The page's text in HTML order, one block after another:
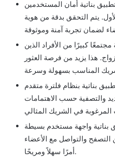
بناتية أمان المستخدمين
يتم التحقق بدقة من هوية
كبيرًا من الأفراد الذين
هذا يزيد من فرصة العثور
بناتية بنظام فلترة متقدم
والتصفية حسب الاهتمامات
بناتية واجهة مستخدم بسيطة
والتواصل مع الأعضاء
أمرًا سهلاً ومريحًا.